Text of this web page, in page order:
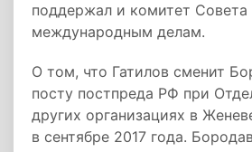
поддержал и комитет
международным делам.
О том, что Гатилов сменит
посту постпреда РФ при
других организациях в
в сентябре 2017 года.